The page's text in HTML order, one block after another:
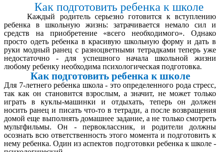
Как подготовить ребенка к школе
Каждый родитель серьезно готовится к вступлению
ребенка в школьную жизнь: затрачивается немало сил и
средств на приобретение «всего необходимого». Однако
просто одеть ребенка в красивую школьную форму и дать в
руки модный ранец с разноцветными тетрадками теперь уже
недостаточно - для успешного начала школьной жизни
любому ребенку необходима психологическая подготовка.
Как подготовить ребенка к школе
Для 7-летнего ребенка школа - это определенного рода стресс,
так как он становится взрослым, а значит, не может только
играть в куклы-машинки и отдыхать, теперь он должен
носить ранец и писать что-то в тетради, а после возвращения
домой еще выполнять домашнее задание, а не только смотреть
мультфильмы. Он - первоклассник, и родители должны
осознать всю ответственность этого момента и подготовить к
нему ребенка. Один из аспектов подготовки ребенка к школе -